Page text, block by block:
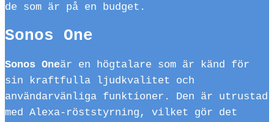
de som är på en budget.
Sonos One
Sonos Oneär en högtalare som är känd för
sin kraftfulla ljudkvalitet och
användarvänliga funktioner. Den är utrustad
med Alexa-röststyrning, vilket gör det